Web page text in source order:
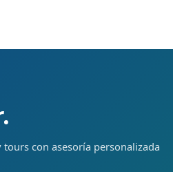
con asesoría personalizada